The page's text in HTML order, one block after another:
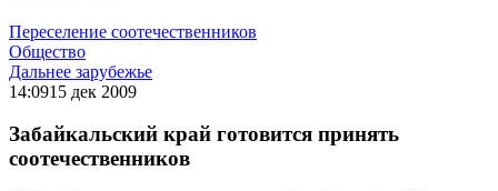
Переселение соотечественников
Общество
Дальнее зарубежье
14:0915 дек 2009
Забайкальский край готовится принять
соотечественников